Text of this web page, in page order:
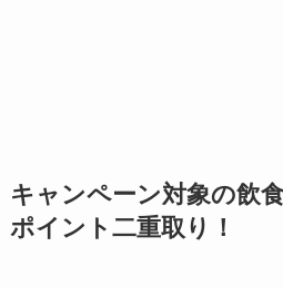
キャンペーン対象の飲
ポイント二重取り！